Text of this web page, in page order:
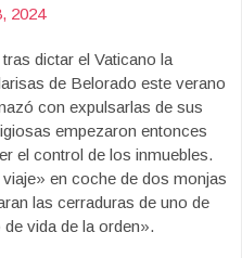
2024
dictar el Vaticano la
de Belorado este verano
con expulsarlas de sus
empezaron entonces
el control de los inmuebles.
en coche de dos monjas
las cerraduras de uno de
vida de la orden».